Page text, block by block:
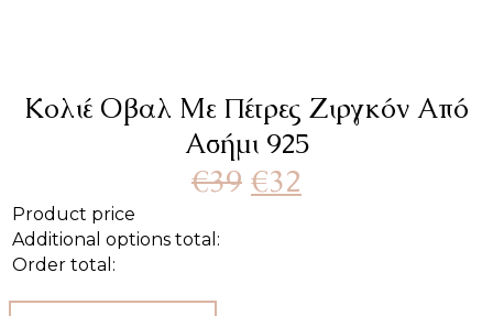
Κολιέ Οβαλ Με Πέτρες Ζιργκόν Από
Ασήμι 925
€39 Original
€32
Product price
Additional options total:
Order total: